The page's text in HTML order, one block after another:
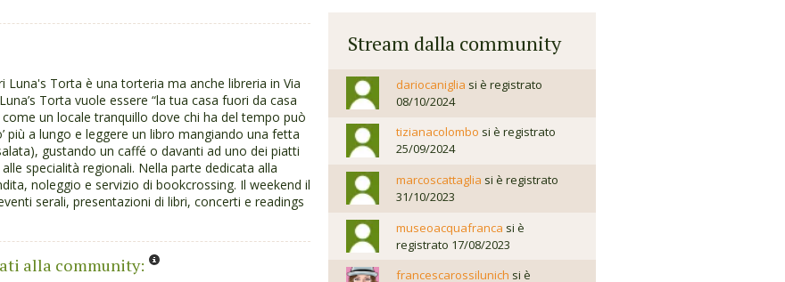
Luna's Torta è una torteria ma anche libreria in Via
Torta vuole essere “la tua casa fuori da casa
un locale tranquillo dove chi ha del tempo può
più a lungo e leggere un libro mangiando una fetta
gustando un caffé o davanti ad uno dei piatti
specialità regionali. Nella parte dedicata alla
noleggio e servizio di bookcrossing. Il weekend il
serali, presentazioni di libri, concerti e readings
alla community:
Stream dalla community
dariocaniglia si è registrato
08/10/2024
tizianacolombo si è registrato
25/09/2024
marcoscattaglia si è registrato
31/10/2023
museoacquafranca si è
registrato 17/08/2023
francescarossilunich si è